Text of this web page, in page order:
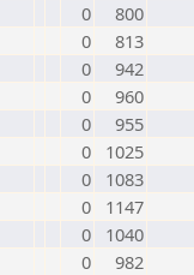
0
800
0
813
0
942
0
960
0
955
0
1025
0
1083
0
1147
0
1040
0
982